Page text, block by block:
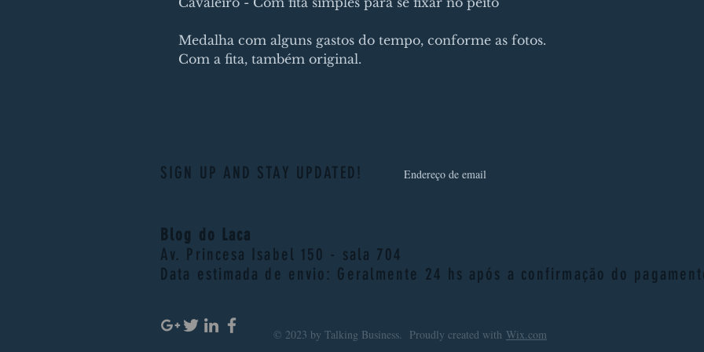
Medalha com alguns gastos do tempo, conforme as fotos.
Com a fita, também original.
SIGN UP AND STAY UPDATED!
Blog do Laca
Av. Princesa Isabel 150 - sala 704
Data estimada de envio: Geralmente 24 hs após a confirmação do
© 2023 by Talking Business. Proudly created with Wix.com